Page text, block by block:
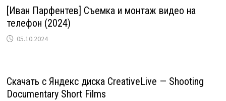
[Иван Парфентев] Съемка и монтаж видео на
телефон (2024)
05.10.2024
Скачать с Яндекс диска CreativeLive — Shooting
Documentary Short Films